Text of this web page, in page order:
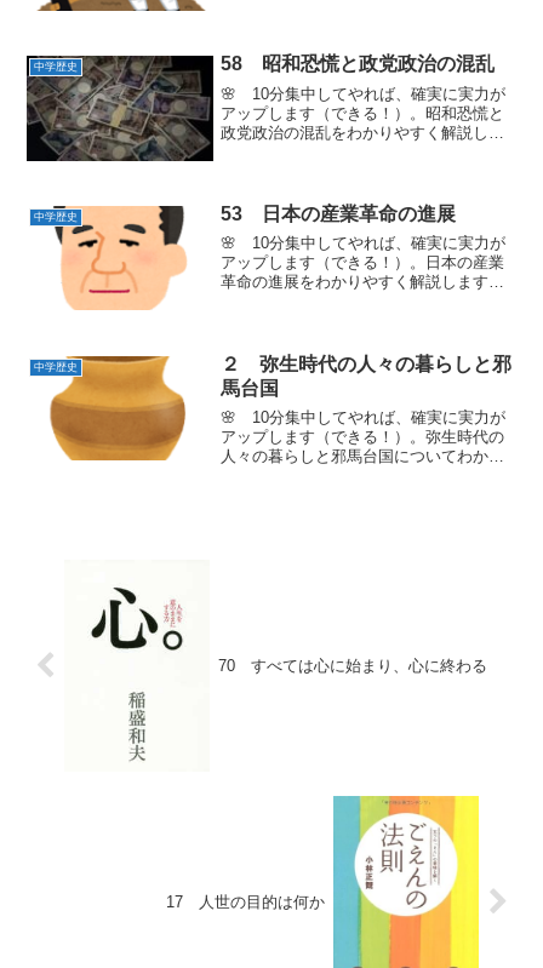
樺太については境界はな...
中学歴史 58 昭和恐慌と政党政治の混乱
🌸 10分集中してやれば、確実に実力が
アップします（できる！）。昭和恐慌と
政党政治の混乱をわかりやすく解説しま
を組織すること...
中学歴史 53 日本の産業革命の進展
🌸 10分集中してやれば、確実に実力が
アップします（できる！）。日本の産業
革命の進展をわかりやすく解説します。
銀行が設立された。...
中学歴史
２ 弥生時代の人々の暮らしと邪
馬台国
🌸 10分集中してやれば、確実に実力が
アップします（できる！）。弥生時代の
人々の暮らしと邪馬台国についてわかり
70 すべては心に始まり、心に終わる
17 人世の目的は何か